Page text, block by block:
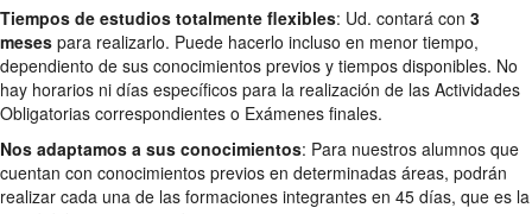
Tiempos de estudios totalmente flexibles: Ud. contará con 3
meses para realizarlo. Puede hacerlo incluso en menor tiempo,
dependiento de sus conocimientos previos y tiempos disponibles. No
hay horarios ni días específicos para la realización de las Actividades
Obligatorias correspondientes o Exámenes finales.
Nos adaptamos a sus conocimientos: Para nuestros alumnos que
cuentan con conocimientos previos en determinadas áreas, podrán
realizar cada una de las formaciones integrantes en 45 días, que es la